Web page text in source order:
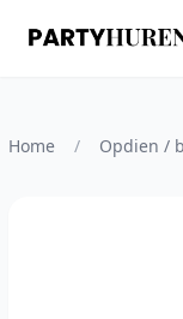
Home / Opdien /